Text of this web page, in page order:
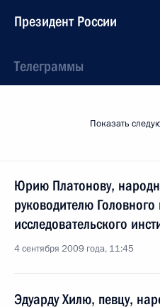
Президент России
Телеграммы
Показать
Юрию Платонову,
руководителю
исследовательского
4 сентября 2009 года, 11:45
Эдуарду Хилю, певцу,